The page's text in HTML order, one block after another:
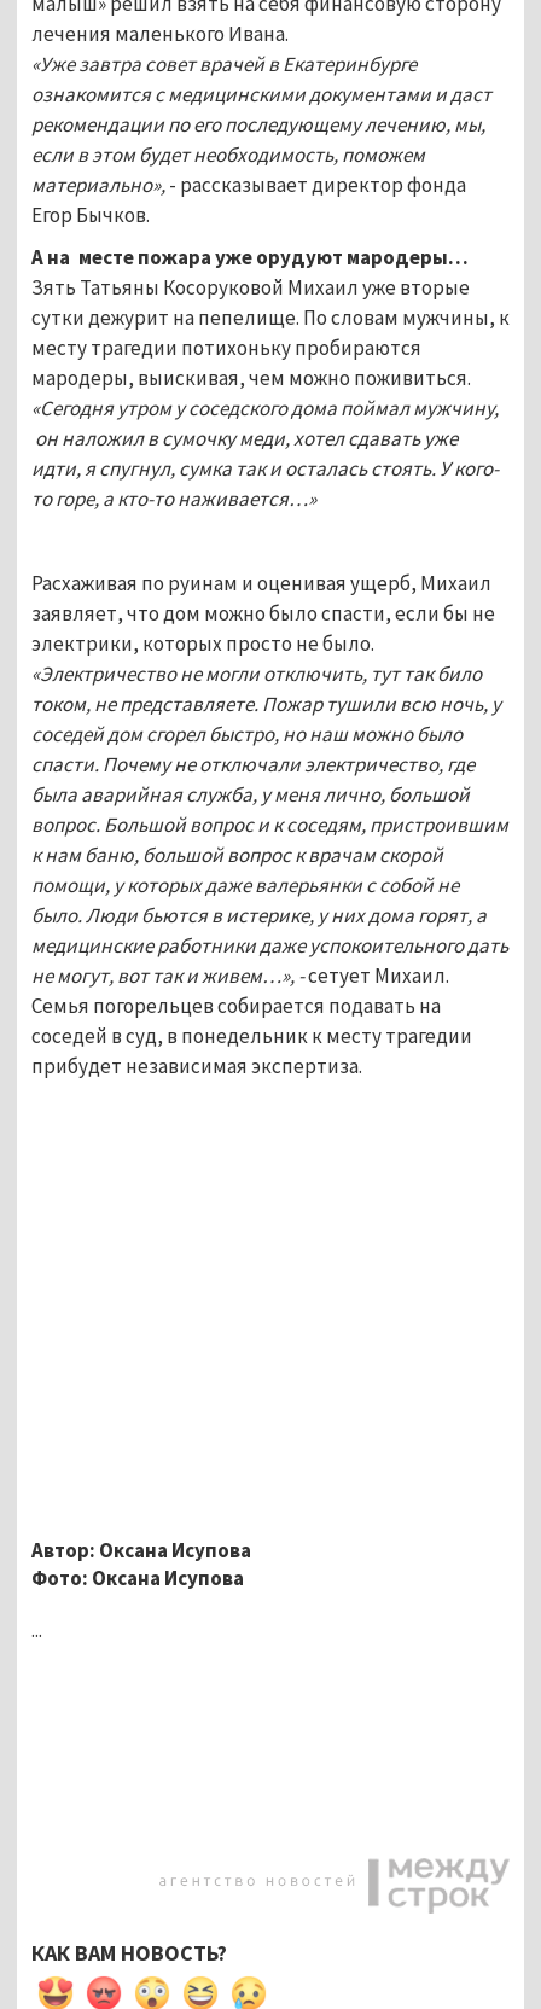
лечения маленького Ивана.
«Уже завтра совет врачей в Екатеринбурге
ознакомится с медицинскими документами и даст
рекомендации по его последующему лечению, мы,
если в этом будет необходимость, поможем
материально»,- рассказывает директор фонда
Егор Бычков.
А на месте пожара уже орудуют мародеры…
Зять Татьяны Косоруковой Михаил уже вторые
сутки дежурит на пепелище. По словам мужчины, к
месту трагедии потихоньку пробираются
мародеры, выискивая, чем можно поживиться.
«Сегодня утром у соседского дома поймал мужчину,
он наложил в сумочку меди, хотел сдавать уже
идти, я спугнул, сумка так и осталась стоять. У кого-
то горе, а кто-то наживается…»
Расхаживая по руинам и оценивая ущерб, Михаил
заявляет, что дом можно было спасти, если бы не
электрики, которых просто не было.
«Электричество не могли отключить, тут так било
током, не представляете. Пожар тушили всю ночь, у
соседей дом сгорел быстро, но наш можно было
спасти. Почему не отключали электричество, где
была аварийная служба, у меня лично, большой
вопрос. Большой вопрос и к соседям, пристроившим
к нам баню, большой вопрос к врачам скорой
помощи, у которых даже валерьянки с собой не
было. Люди бьются в истерике, у них дома горят, а
медицинские работники даже успокоительного дать
не могут, вот так и живем…», -сетует Михаил.
Семья погорельцев собирается подавать на
соседей в суд, в понедельник к месту трагедии
прибудет независимая экспертиза.
Автор: Оксана Исупова
Фото: Оксана Исупова
...
КАК ВАМ НОВОСТЬ?